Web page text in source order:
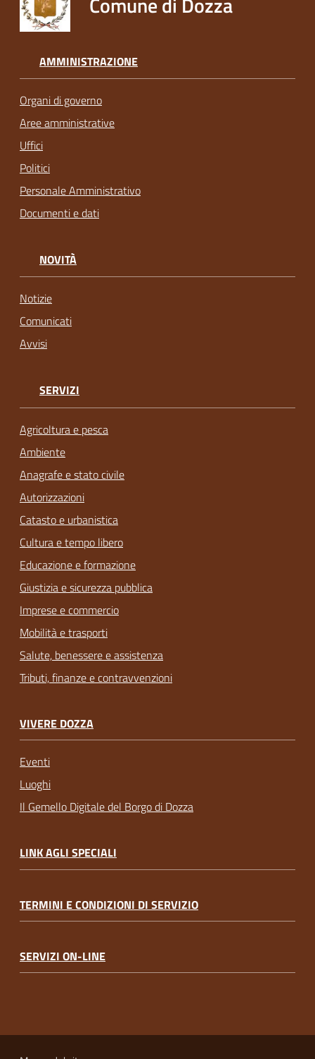
AMMINISTRAZIONE
Organi di governo
Aree amministrative
Uffici
Politici
Personale Amministrativo
Documenti e dati
NOVITÀ
Notizie
Comunicati
Avvisi
SERVIZI
Agricoltura e pesca
Ambiente
Anagrafe e stato civile
Autorizzazioni
Catasto e urbanistica
Cultura e tempo libero
Educazione e formazione
Giustizia e sicurezza pubblica
Imprese e commercio
Mobilità e trasporti
Salute, benessere e assistenza
Tributi, finanze e contravvenzioni
VIVERE DOZZA
Eventi
Luoghi
Il Gemello Digitale del Borgo di Dozza
LINK AGLI SPECIALI
TERMINI E CONDIZIONI DI SERVIZIO
SERVIZI ON-LINE